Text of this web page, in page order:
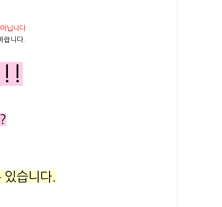
닙니다.
랍니다.
습니다.